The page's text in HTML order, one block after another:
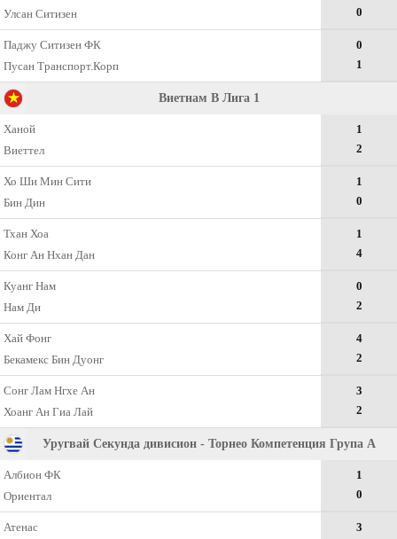
Улсан Ситизен
0
Паджу Ситизен ФК
Пусан Транспорт.Корп
0
1
Виетнам В Лига 1
Ханой
Виеттел
1
2
Хо Ши Мин Сити
Бин Дин
1
0
Тхан Хоа
Конг Ан Нхан Дан
1
4
Куанг Нам
Нам Ди
0
2
Хай Фонг
Бекамекс Бин Дуонг
4
2
Сонг Лам Нгхе Ан
Хоанг Ан Гиа Лай
3
2
Уругвай Секунда дивисион - Торнео Компетенция Група А
Албион ФК
Ориентал
1
0
Атенас
3